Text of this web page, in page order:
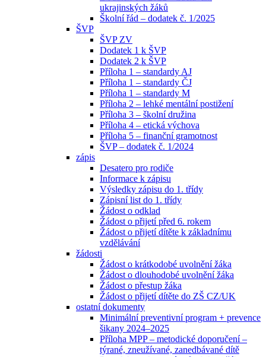
ukrajinských žáků
Školní řád – dodatek č. 1/2025
ŠVP
ŠVP ZV
Dodatek 1 k ŠVP
Dodatek 2 k ŠVP
Příloha 1 – standardy AJ
Příloha 1 – standardy ČJ
Příloha 1 – standardy M
Příloha 2 – lehké mentální postižení
Příloha 3 – školní družina
Příloha 4 – etická výchova
Příloha 5 – finanční gramotnost
ŠVP – dodatek č. 1/2024
zápis
Desatero pro rodiče
Informace k zápisu
Výsledky zápisu do 1. třídy
Zápisní list do 1. třídy
Žádost o odklad
Žádost o přijetí před 6. rokem
Žádost o přijetí dítěte k základnímu
vzdělávání
žádosti
Žádost o krátkodobé uvolnění žáka
Žádost o dlouhodobé uvolnění žáka
Žádost o přestup žáka
Žádost o přijetí dítěte do ZŠ CZ/UK
ostatní dokumenty
Minimální preventivní program + prevence
šikany 2024–2025
Příloha MPP – metodické doporučení –
týrané, zneužívané, zanedbávané dítě